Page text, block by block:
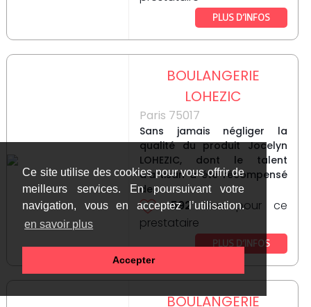
Ce site utilise des cookies pour vous offrir de
meilleurs services. En poursuivant votre
navigation, vous en acceptez l’utilisation.
en savoir plus
Accepter
PLUS D’INFOS
BOULANGERIE
LOHEZIC
Paris 75017
Sans jamais négliger la
qualité du produit Jocelyn
LOHEZIC, dont le talent
d’artisan a été récompensé
de...
592likes pour ce
prestataire
PLUS D’INFOS
BOULANGERIE